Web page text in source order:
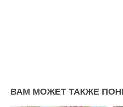
ВАМ МОЖЕТ ТАКЖЕ